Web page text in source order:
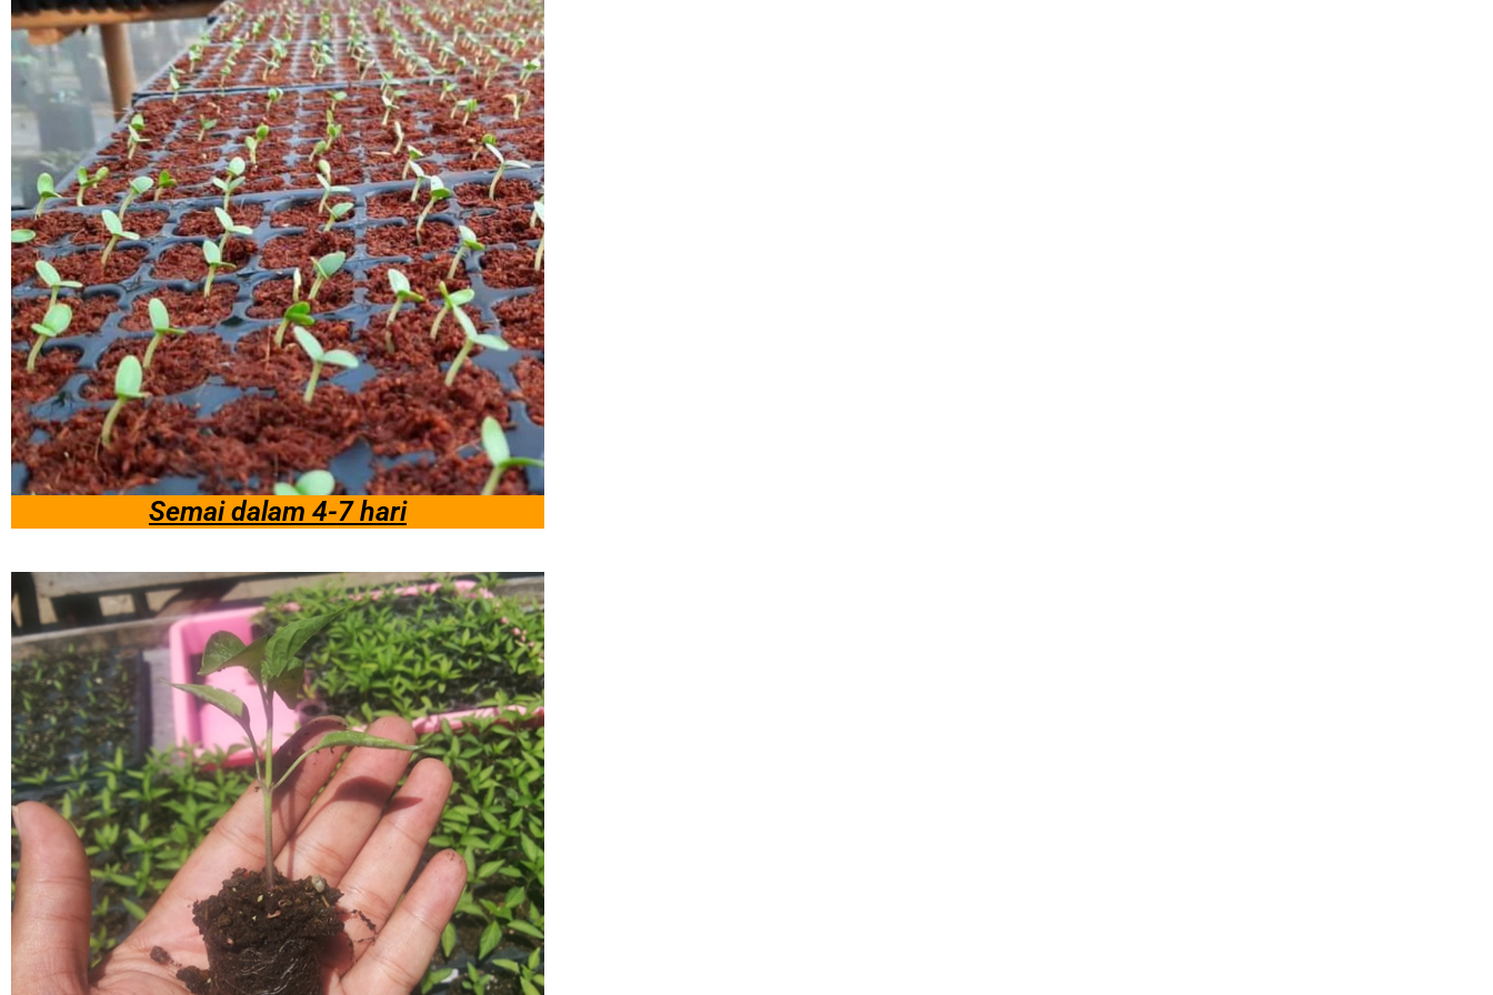
Semai dalam 4-7 hari